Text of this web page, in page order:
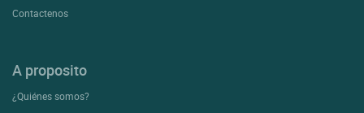
Contactenos
A proposito
¿Quiénes somos?